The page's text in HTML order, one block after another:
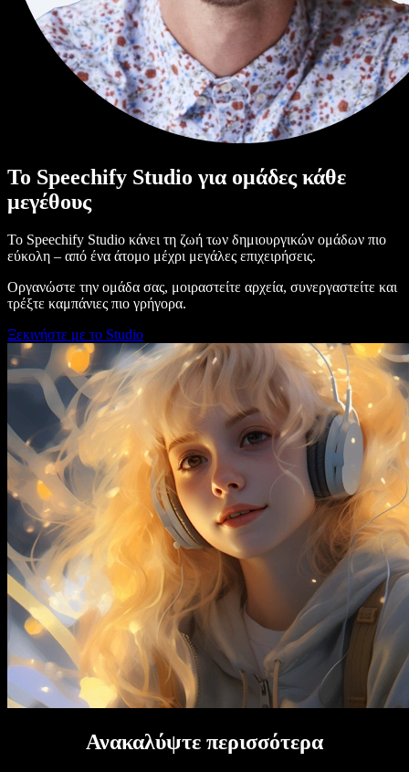
Το Speechify Studio για ομάδες κάθε
μεγέθους
Το Speechify Studio κάνει τη ζωή των δημιουργικών ομάδων πιο
εύκολη – από ένα άτομο μέχρι μεγάλες επιχειρήσεις.
Οργανώστε την ομάδα σας, μοιραστείτε αρχεία, συνεργαστείτε και
τρέξτε καμπάνιες πιο γρήγορα.
Ξεκινήστε με το Studio
Ανακαλύψτε περισσότερα